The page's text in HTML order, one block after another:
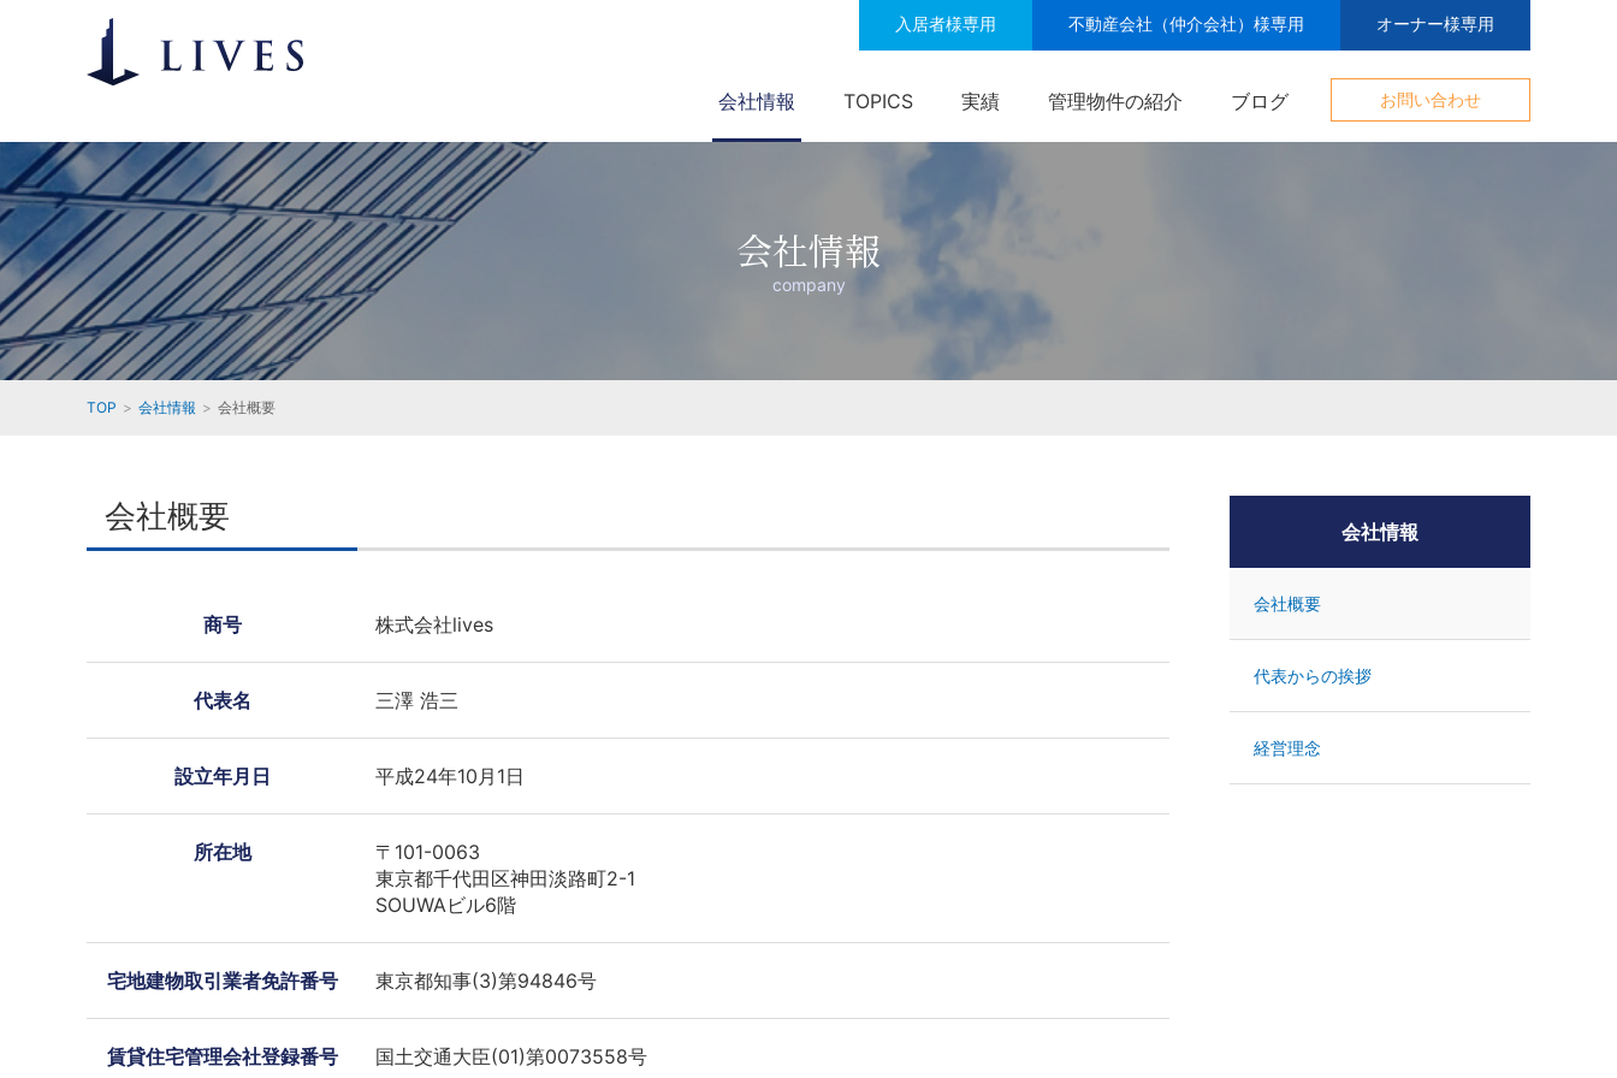
入居者様専用 不動産会社（仲介会社）様専用 オーナー様専用
会社情報 TOPICS 実績 管理物件の紹介 ブログ お問い合わせ
会社情報
company
TOP 会社情報 会社概要
会社概要
商号 株式会社lives
代表名 三澤 浩三
設立年月日 平成24年10月1日
所在地
〒101-0063
東京都千代田区神田淡路町2-1
SOUWAビル6階
宅地建物取引業者免許番号 東京都知事(3)第94846号
賃貸住宅管理会社登録番号 国土交通大臣(01)第0073558号
会社情報
会社概要
代表からの挨拶
経営理念